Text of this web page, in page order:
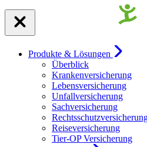
Produkte & Lösungen
Überblick
Krankenversicherung
Lebensversicherung
Unfallversicherung
Sachversicherung
Reiseversicherung
Tier-OP Versicherung